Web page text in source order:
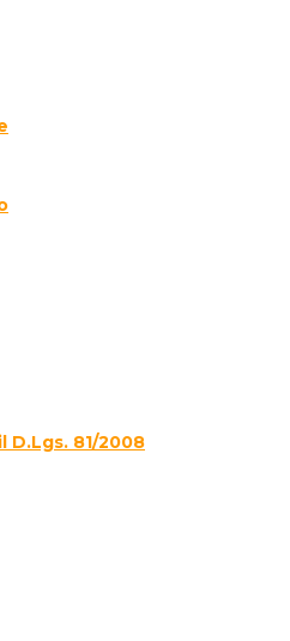
D.Lgs. 81/2008